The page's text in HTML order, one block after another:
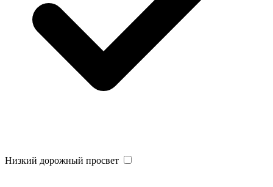
Низкий дорожный просвет